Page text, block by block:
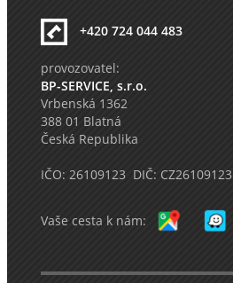
+420 724 044 483
provozovatel:
BP-SERVICE, s.r.o.
Vrbenská 1362
388 01 Blatná
Česká Republika
IČO: 26109123 DIČ: CZ26109123
Vaše cesta k nám: